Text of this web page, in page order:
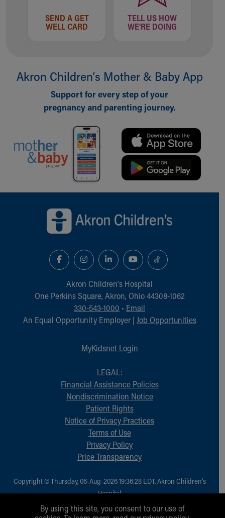
SEND A GET
WELL CARD
TELL US HOW
WE'RE DOING
Akron Children‘s Mother & Baby App
Support for every step of your
pregnancy and parenting journey.
Akron Children‘s Hospital
One Perkins Square, Akron, Ohio 44308-1062
330-543-1000 • Email
An Equal Opportunity Employer | Job Opportunities
MyKidsnet Login
LEGAL:
Financial Assistance Policies
Nondiscrimination Notice
Patient Rights
Notice of Privacy Practices
Terms of Use
Privacy Policy
Price Transparency
Copyright © Thursday, 06-Aug-2026 19:36:28 EDT, Akron Children‘s
Hospital.
All Rights Reserved.
By using this site, you consent to our use of